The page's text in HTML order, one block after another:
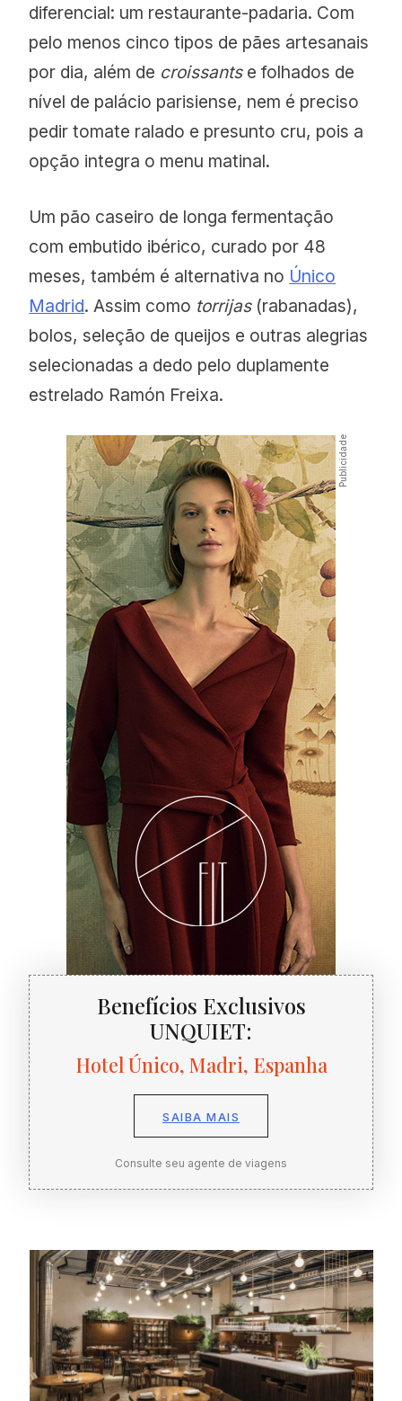
diferencial: um restaurante-padaria. Com
pelo menos cinco tipos de pães artesanais
por dia, além de croissantse folhados de
nível de palácio parisiense, nem é preciso
pedir tomate ralado e presunto cru, pois a
opção integra o menu matinal.
Um pão caseiro de longa fermentação
com embutido ibérico, curado por 48
meses, também é alternativa no Único
Madrid. Assim como torrijas(rabanadas),
bolos, seleção de queijos e outras alegrias
selecionadas a dedo pelo duplamente
estrelado Ramón Freixa.
Benefícios Exclusivos
UNQUIET:
Hotel Único, Madri, Espanha
SAIBA MAIS
Consulte seu agente de viagens